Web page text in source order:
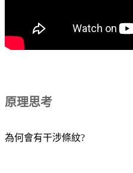
原理思考
為何會有干涉條紋?